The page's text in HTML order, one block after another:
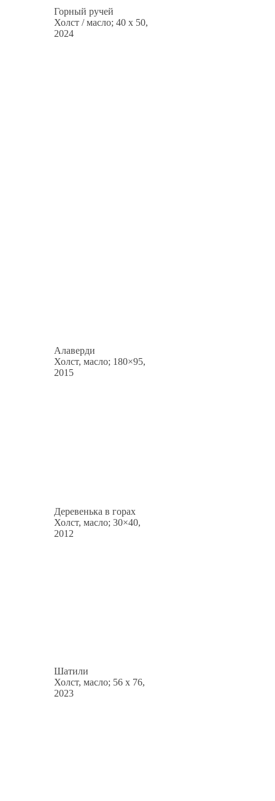
Горный ручей
Холст / масло; 40 x 50,
2024
Алаверди
Холст, масло; 180×95,
2015
Деревенька в горах
Холст, масло; 30×40,
2012
Шатили
Холст, масло; 56 x 76,
2023